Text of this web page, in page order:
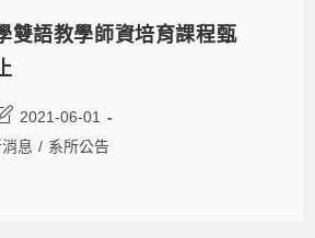
雙語教學師資培育課程甄
2021-06-01
息 / 系所公告